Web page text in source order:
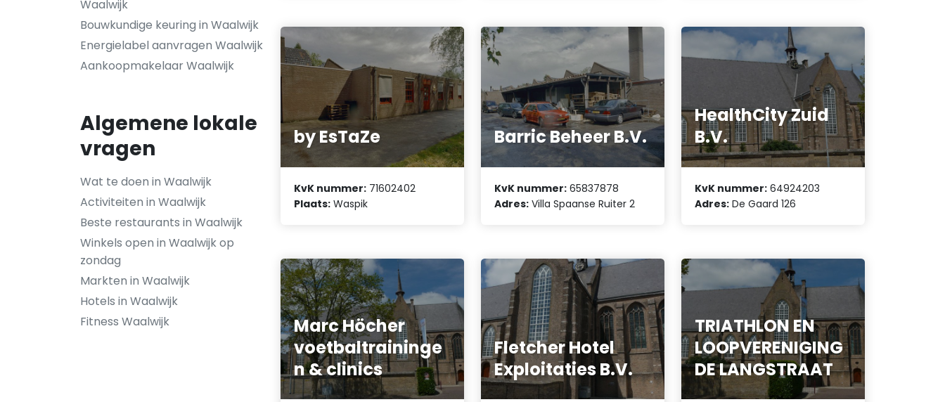
Waalwijk
Bouwkundige keuring in Waalwijk
Energielabel aanvragen Waalwijk
Aankoopmakelaar Waalwijk
Algemene lokale
vragen
Wat te doen in Waalwijk
Activiteiten in Waalwijk
Beste restaurants in Waalwijk
Winkels open in Waalwijk op
zondag
Markten in Waalwijk
Hotels in Waalwijk
Fitness Waalwijk
by EsTaZe
KvK nummer: 71602402
Plaats: Waspik
Barric Beheer B.V.
KvK nummer: 65837878
Adres: Villa Spaanse Ruiter 2
HealthCity Zuid
B.V.
KvK nummer: 64924203
Adres: De Gaard 126
Marc Höcher
voetbaltraininge
n & clinics
Fletcher Hotel
Exploitaties B.V.
TRIATHLON EN
LOOPVERENIGING
DE LANGSTRAAT